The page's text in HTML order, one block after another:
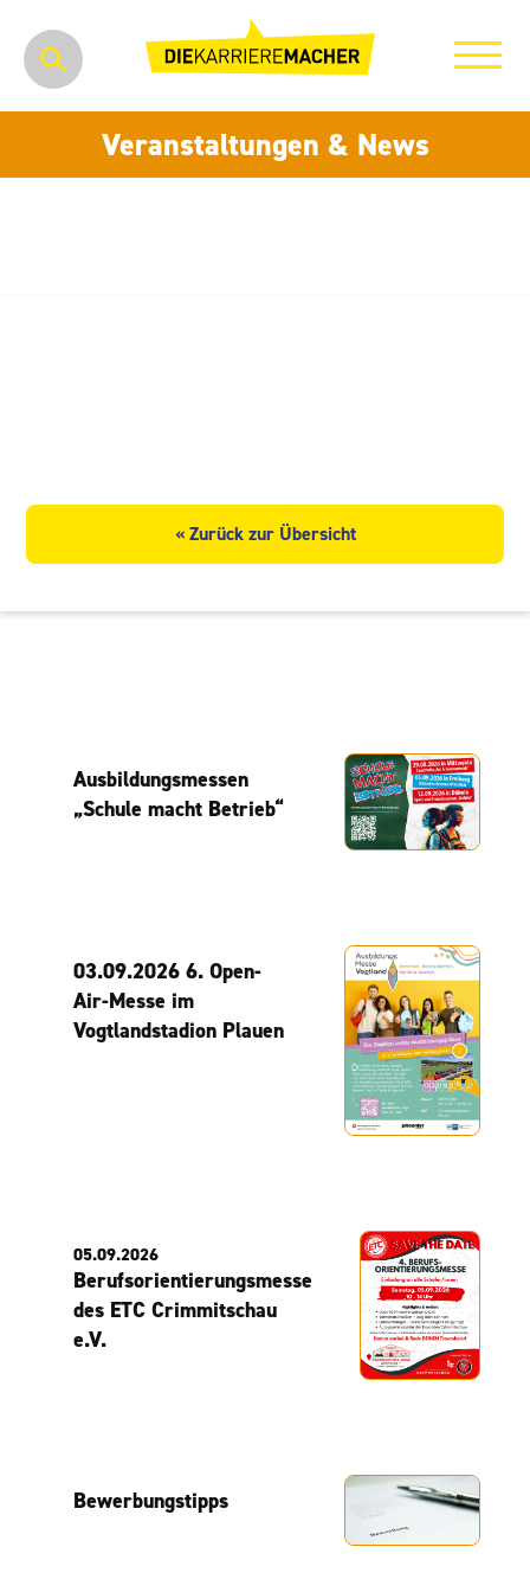
Veranstaltungen & News
« Zurück zur Übersicht
Ausbildungsmessen
„Schule macht Betrieb“
03.09.2026 6. Open-
Air-Messe im
Vogtlandstadion Plauen
05.09.2026
Berufsorientierungsmesse
des ETC Crimmitschau
e.V.
Bewerbungstipps